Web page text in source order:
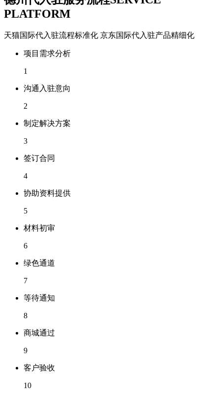
PLATFORM
天猫国际代入驻流程标准化 京东国际代入驻产品精细化
项目需求分析
1
沟通入驻意向
2
制定解决方案
3
签订合同
4
协助资料提供
5
材料初审
6
绿色通道
7
等待通知
8
商城通过
9
客户验收
10